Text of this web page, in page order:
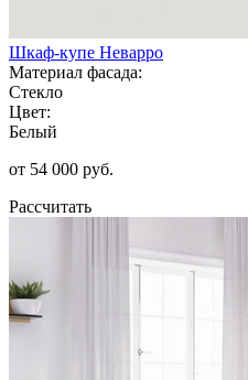
Шкаф-купе Неварро
Материал фасада:
Стекло
Цвет:
Белый
от 54 000 руб.
Рассчитать